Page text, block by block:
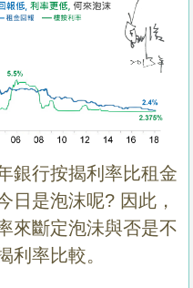
銀行按揭利率比租金
日是泡沫呢? 因此，
來斷定泡沬與否是不
利率比較。